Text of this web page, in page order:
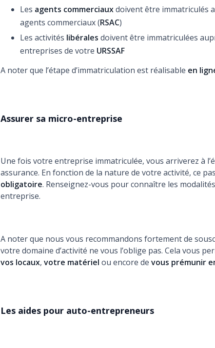
Les agents commerciauxdoivent être immatriculés
agents commerciaux (RSAC)
Les activités libérales doivent être immatriculées
entreprises de votre URSSAF
A noter que l’étape d’immatriculation est réalisable en
Assurer sa micro-entreprise
Une fois votre entreprise immatriculée, vous arriverez à
assurance. En fonction de la nature de votre activité, ce
obligatoire. Renseignez-vous pour connaître les
entreprise.
A noter que nous vous recommandons fortement de
votre domaine d’activité ne vous l’oblige pas. Cela vous
vos locaux, votre matériel ou encore de vous prémunir
Les aides pour auto-entrepreneurs